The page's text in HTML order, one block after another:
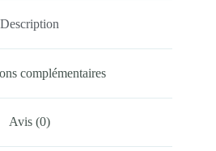
Description
complémentaires
Avis (0)